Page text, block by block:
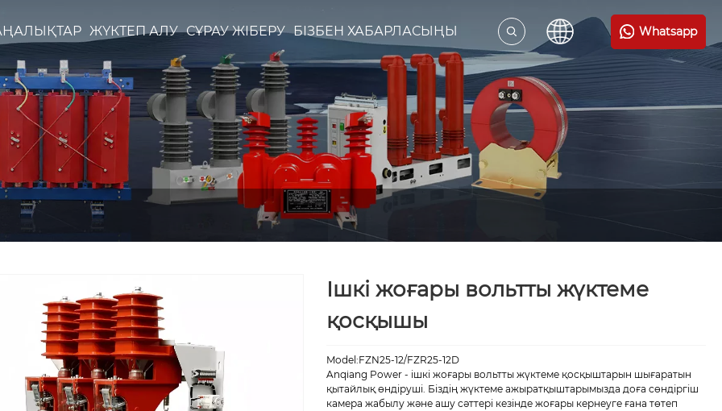
ЖҮКТЕП АЛУ СҰРАУ ЖІБЕРУ БІЗБЕН ХАБАРЛАСЫҢЫ Whatsapp
Ішкі жоғары вольтты жүктеме
қосқышы
Model:FZN25-12/FZR25-12D
Anqiang Power - ішкі жоғары вольтты жүктеме қосқыштарын шығаратын
қытайлық өндіруші. Біздің жүктеме ажыратқыштарымызда доға сөндіргіш
камера жабылу және ашу сәттері кезінде жоғары кернеуге ғана төтеп